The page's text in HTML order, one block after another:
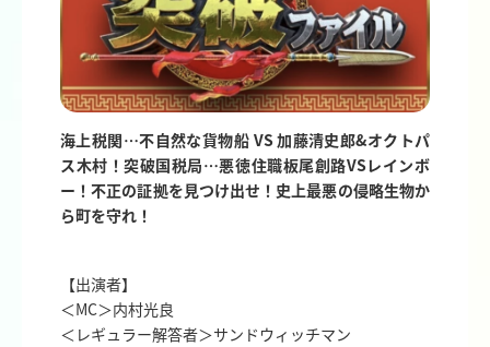
海上税関…不自然な貨物船 VS 加藤清史郎&オクトパ
ス木村！突破国税局…悪徳住職板尾創路VSレインボ
ー！不正の証拠を見つけ出せ！史上最悪の侵略生物か
ら町を守れ！
【出演者】
＜MC＞内村光良
＜レギュラー解答者＞サンドウィッチマン